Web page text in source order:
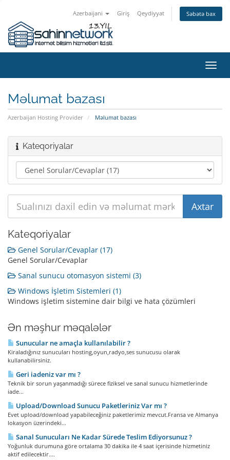
Azerbaijani Giriş Qeydiyyat Səbətə bax
keçid
Məlumat bazası
Azerbaijan Hosting Provider Məlumat bazası
Kateqoriyalar
Kateqoriyalar
Genel Sorular/Cevaplar (17)
Genel Sorular/Cevaplar
Sanal sunucu otomasyon sistemi (3)
Windows İşletim Sistemleri (1)
Windows işletim sistemine dair bilgi ve hata çözümleri
Ən məşhur məqalələr
Sunucular ne amaçla kullanılabilir ?
Kiraladığınız sunucuları hosting,oyun,radyo,ses sunucusu olarak
kullanabilirsiniz.
Geri iadeniz var mı ?
Teknik bir sorun yaşanmadığı sürece fiziksel ve sanal sunucu hizmetlerinde
iade...
Upload/Download Sunucu Paketleriniz Var mı ?
Evet upload/download yapabileceğiniz paketlerimiz mevcut.Fransa ve Almanya
lokasyon üzerindeki...
Sanal Sunucuları Ne Kadar Sürede Teslim Ediyorsunuz ?
Yoğunluk durumuna göre ortalama 30 dakika ile 4 saat içerisinde hizmetiniz
aktif edilecektir....